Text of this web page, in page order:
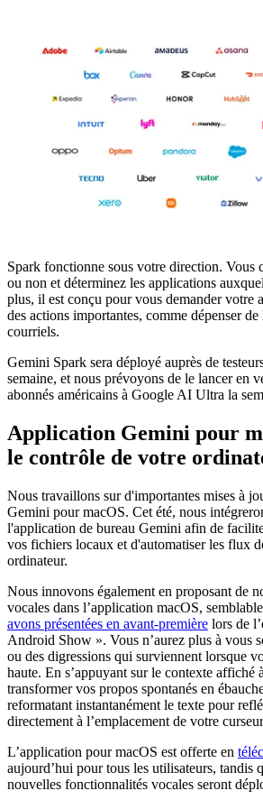
Spark fonctionne sous votre direction. Vous
ou non et déterminez les applications
plus, il est conçu pour vous demander votre
des actions importantes, comme dépenser
courriels.
Gemini Spark sera déployé auprès de
semaine, et nous prévoyons de le lancer en
abonnés américains à Google AI Ultra la
Application Gemini pour
le contrôle de votre
Nous travaillons sur d'importantes mises à
Gemini pour macOS. Cet été, nous
l'application de bureau Gemini afin de
vos fichiers locaux et d'automatiser les flux
ordinateur.
Nous innovons également en proposant de
vocales dans l’application macOS,
avons présentées en avant-première lors de
Android Show ». Vous n’aurez plus à vous
ou des digressions qui surviennent lorsque
haute. En s’appuyant sur le contexte affiché
transformer vos propos spontanés en
reformatant instantanément le texte pour
directement à l’emplacement de votre
L’application pour macOS est offerte en
aujourd’hui pour tous les utilisateurs, tandis
nouvelles fonctionnalités vocales seront